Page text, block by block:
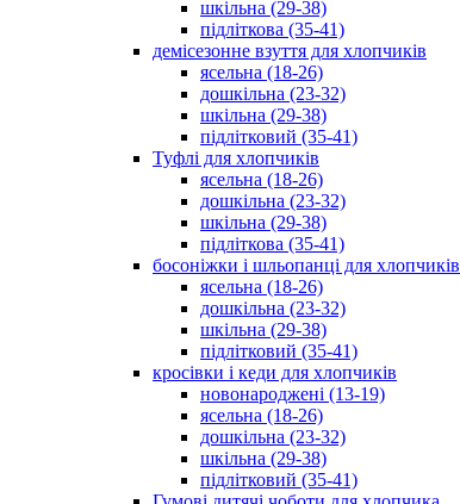
шкільна (29-38)
підліткова (35-41)
демісезонне взуття для хлопчиків
ясельна (18-26)
дошкільна (23-32)
шкільна (29-38)
підлітковий (35-41)
Туфлі для хлопчиків
ясельна (18-26)
дошкільна (23-32)
шкільна (29-38)
підліткова (35-41)
босоніжки і шльопанці для хлопчиків
ясельна (18-26)
дошкільна (23-32)
шкільна (29-38)
підлітковий (35-41)
кросівки і кеди для хлопчиків
новонароджені (13-19)
ясельна (18-26)
дошкільна (23-32)
шкільна (29-38)
підлітковий (35-41)